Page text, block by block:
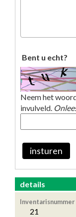
Bent u echt?
Neem het
invulveld.
insturen
details
Inventarisnummer
21